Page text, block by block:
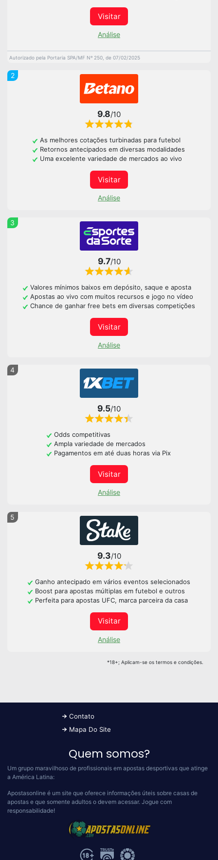
Visitar
Análise
Autorizado pela Portaria SPA/MF Nº 250, de 07/02/2025
2
9.8/10
As melhores cotações turbinadas para futebol
Retornos antecipados em diversas modalidades
Uma excelente variedade de mercados ao vivo
Visitar
Análise
3
9.7/10
Valores mínimos baixos em depósito, saque e aposta
Apostas ao vivo com muitos recursos e jogo no vídeo
Chance de ganhar free bets em diversas competições
Visitar
Análise
4
9.5/10
Odds competitivas
Ampla variedade de mercados
Pagamentos em até duas horas via Pix
Visitar
Análise
5
9.3/10
Ganho antecipado em vários eventos selecionados
Boost para apostas múltiplas em futebol e outros
Perfeita para apostas UFC, marca parceira da casa
Visitar
Análise
*18+; Aplicam-se os termos e condições.
Contato
Mapa Do Site
Quem somos?
Um grupo maravilhoso de profissionais em apostas desportivas que atinge
a América Latina:
Apostasonline é um site que oferece informações úteis sobre casas de
apostas e que somente adultos o devem acessar. Jogue com
responsabilidade!